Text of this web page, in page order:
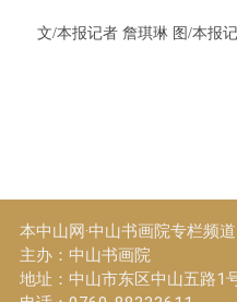
文/本报记者 詹琪琳 图/本报
本中山网·中山书画院专栏频
主办：中山书画院
地址：中山市东区中山五路1